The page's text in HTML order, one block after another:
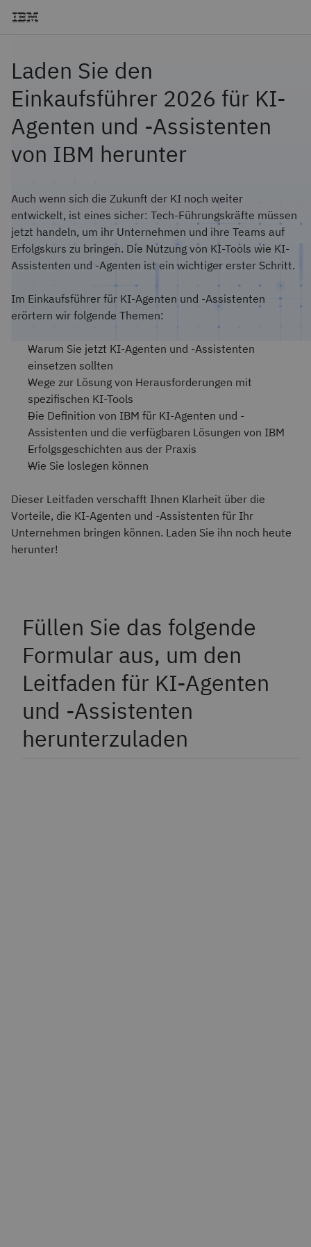
Laden Sie den
Einkaufsführer 2026 für KI-
Agenten und -Assistenten
von IBM herunter
Auch wenn sich die Zukunft der KI noch weiter
entwickelt, ist eines sicher: Tech-Führungskräfte müssen
jetzt handeln, um ihr Unternehmen und ihre Teams auf
Erfolgskurs zu bringen. Die Nutzung von KI-Tools wie KI-
Assistenten und -Agenten ist ein wichtiger erster Schritt.
Im Einkaufsführer für KI-Agenten und -Assistenten
erörtern wir folgende Themen:
Warum Sie jetzt KI-Agenten und -Assistenten
einsetzen sollten
Wege zur Lösung von Herausforderungen mit
spezifischen KI-Tools
Die Definition von IBM für KI-Agenten und -
Assistenten und die verfügbaren Lösungen von IBM
Erfolgsgeschichten aus der Praxis
Wie Sie loslegen können
Dieser Leitfaden verschafft Ihnen Klarheit über die
Vorteile, die KI-Agenten und -Assistenten für Ihr
Unternehmen bringen können. Laden Sie ihn noch heute
herunter!
Füllen Sie das folgende
Formular aus, um den
Leitfaden für KI-Agenten
und -Assistenten
herunterzuladen